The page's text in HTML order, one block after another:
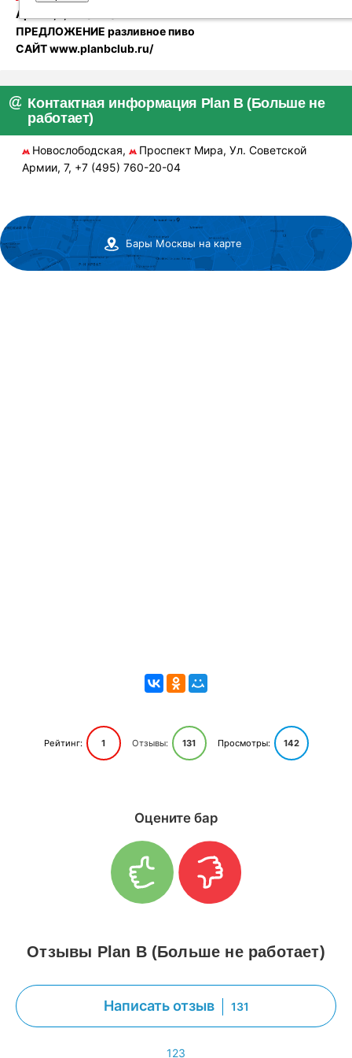
Армии, 7, +7 (495) 760-20-04
ПРЕДЛОЖЕНИЕ разливное пиво
САЙТ www.planbclub.ru/
Контактная информация Plan B (Больше не
работает)
Новослободская,
Проспект Мира, Ул. Советской
Армии, 7, +7 (495) 760-20-04
Бары Москвы на карте
Рейтинг: 1 Отзывы: 131 Просмотры: 142
Оцените бар
Отзывы Plan B (Больше не работает)
Написать отзыв 131
123